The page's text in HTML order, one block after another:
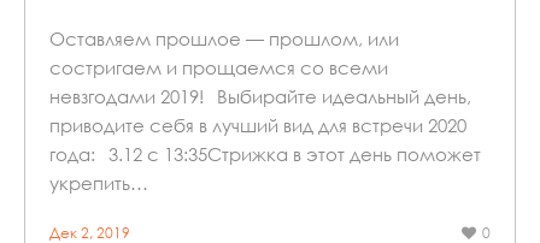
Оставляем прошлое — прошлом, или
состригаем и прощаемся со всеми
невзгодами 2019!⠀Выбирайте идеальный день,
приводите себя в лучший вид для встречи 2020
года:⠀3.12 с 13:35Стрижка в этот день поможет
укрепить…
0
Дек 2, 2019